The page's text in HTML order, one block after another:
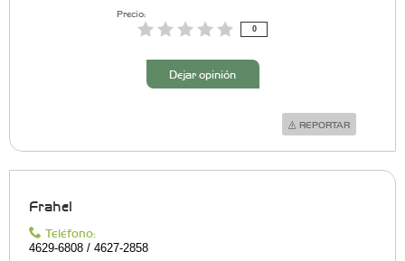
Precio:
0
Dejar opinión
REPORTAR
Frahel
Teléfono:
4629-6808 / 4627-2858